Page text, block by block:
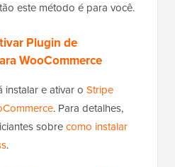
este método é para você.
Plugin de
WooCommerce
instalar e ativar o Stripe
. Para detalhes,
sobrecomo instalar
.